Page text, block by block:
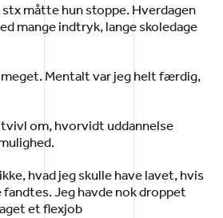
måtte hun stoppe. Hverdagen
mange indtryk, lange skoledage
Mentalt var jeg helt færdig,
tvivl om, hvorvidt uddannelse
hvad jeg skulle have lavet, hvis
fandtes. Jeg havde nok droppet
et flexjob